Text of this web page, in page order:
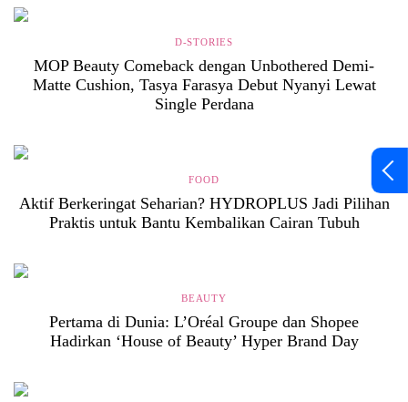
D-STORIES
MOP Beauty Comeback dengan Unbothered Demi-
Matte Cushion, Tasya Farasya Debut Nyanyi Lewat
Single Perdana
FOOD
Aktif Berkeringat Seharian? HYDROPLUS Jadi Pilihan
Praktis untuk Bantu Kembalikan Cairan Tubuh
BEAUTY
Pertama di Dunia: L’Oréal Groupe dan Shopee
Hadirkan ‘House of Beauty’ Hyper Brand Day